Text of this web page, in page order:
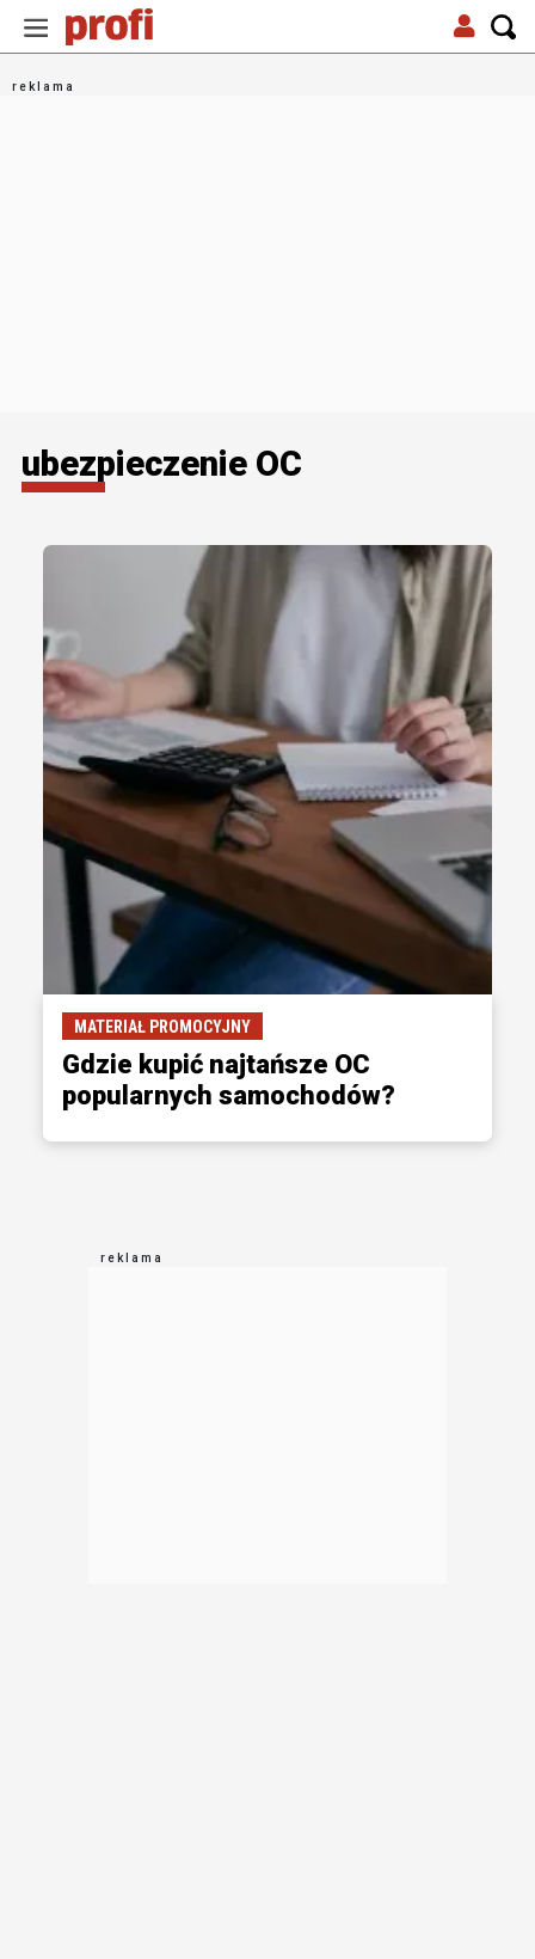
ubezpieczenie OC
MATERIAŁ PROMOCYJNY
Gdzie kupić najtańsze OC
popularnych samochodów?